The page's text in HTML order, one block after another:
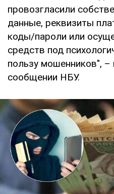
провозгласили
данные, реквизиты
коды/пароли или
средств под
пользу мошенников", –
сообщении НБУ.